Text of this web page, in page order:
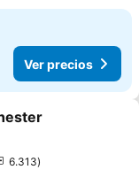
Ver precios
6.313